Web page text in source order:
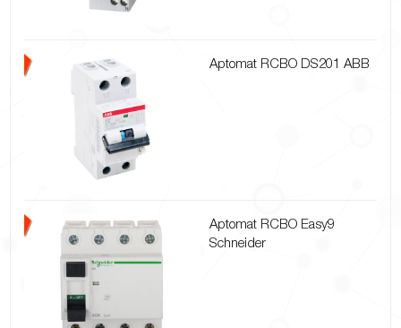
Aptomat RCBO DS201 ABB
Aptomat RCBO Easy9
Schneider